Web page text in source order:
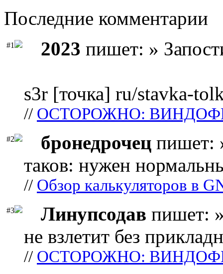
Последние комментарии
#1 2023 пишет: »
s3r [точка] ru/stavka-
// ОСТОРОЖНО:
#2 бронедрочец пишет:
таков: нужен
// Обзор калькуляторов в
#3 Линупсодав пишет:
не взлетит без
// ОСТОРОЖНО: